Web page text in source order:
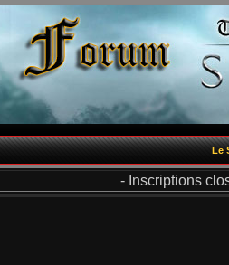
Le
- Inscriptions